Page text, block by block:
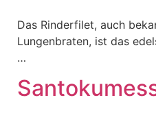
Das Rinderfilet, auch
Lungenbraten, ist das
…